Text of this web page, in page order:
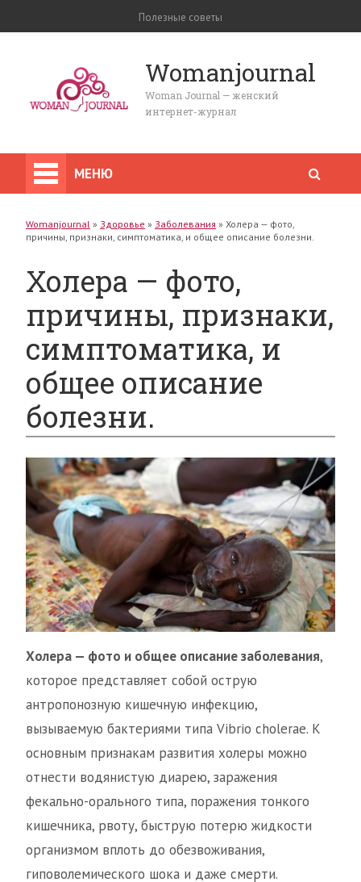
Полезные советы
Womanjournal
Woman Journal — женский
интернет-журнал
МЕНЮ
Womanjournal » Здоровье » Заболевания » Холера — фото,
причины, признаки, симптоматика, и общее описание болезни.
Холера — фото,
причины, признаки,
симптоматика, и
общее описание
болезни.
Холера — фото и общее описание заболевания,
которое представляет собой острую
антропонозную кишечную инфекцию,
вызываемую бактериями типа Vibrio cholerae. К
основным признакам развития холеры можно
отнести водянистую диарею, заражения
фекально-орального типа, поражения тонкого
кишечника, рвоту, быструю потерю жидкости
организмом вплоть до обезвоживания,
гиповолемического шока и даже смерти.